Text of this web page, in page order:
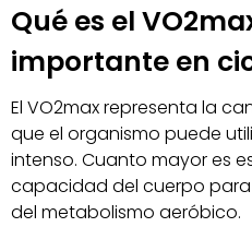
Qué es el
importante en
El VO2max representa la
que el organismo puede
intenso. Cuanto mayor es
capacidad del cuerpo
del metabolismo aeróbico.